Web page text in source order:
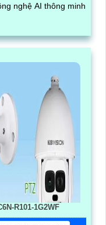
nghệ AI thông minh
R101-1G2WF